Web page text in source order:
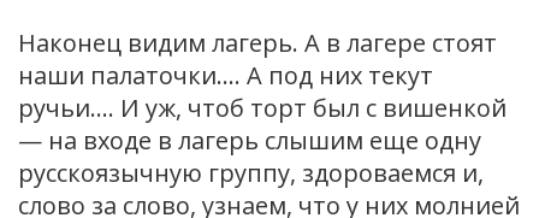
Наконец видим лагерь. А в лагере стоят
наши палаточки…. А под них текут
ручьи…. И уж, чтоб торт был с вишенкой
— на входе в лагерь слышим еще одну
русскоязычную группу, здороваемся и,
слово за слово, узнаем, что у них молнией